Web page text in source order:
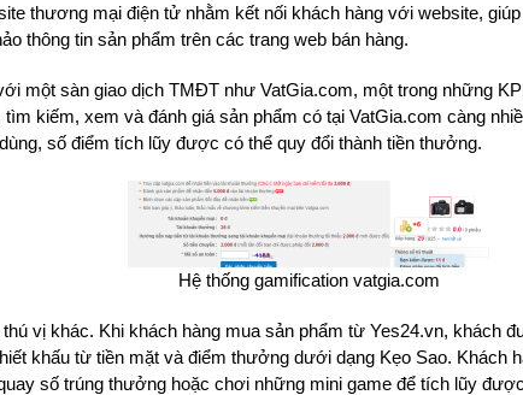
thương mại điện tử nhằm kết nối khách hàng với website,
thông tin sản phẩm trên các trang web bán hàng.
một sàn giao dịch TMĐT như VatGia.com, một trong những
kiếm, xem và đánh giá sản phẩm có tại VatGia.com càng
số điểm tích lũy được có thể quy đổi thành tiền thưởng.
Hệ thống gamification vatgia.com
vị khác. Khi khách hàng mua sản phẩm từ Yes24.vn, khách
khấu từ tiền mặt và điểm thưởng dưới dạng Kẹo Sao. Khách
số trúng thưởng hoặc chơi những mini game để tích lũy